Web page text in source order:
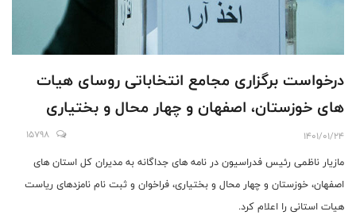
درخواست برگزاری مجامع انتخاباتی روسای هیات
های خوزستان، اصفهان و چهار محال و بختیاری
1401/01/24
15798
مازیار ناظمی رئیس فدراسیون در نامه های جداگانه به مدیران کل استان های
اصفهان، خوزستان و چهار محال و بختیاری، فراخوان و ثبت نام نامزدهای ریاست
هیات استانی را اعلام کرد.